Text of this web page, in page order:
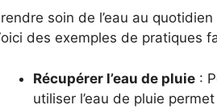
soin de l’eau au
des exemples de pratiques
Récupérer l’eau de pluie :
utiliser l’eau de pluie